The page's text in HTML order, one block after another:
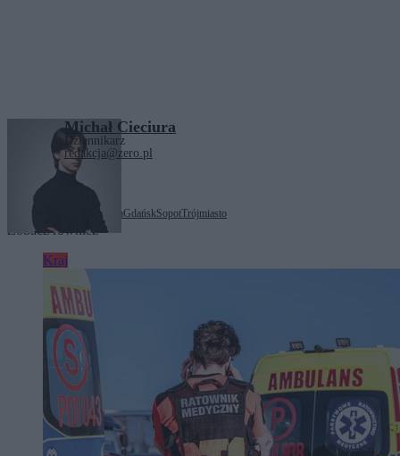
Michał Cieciura
Dziennikarz
redakcja@zero.pl
awaria ciepłowniczaGdańskSopotTrójmiasto
Zobacz również
Kraj